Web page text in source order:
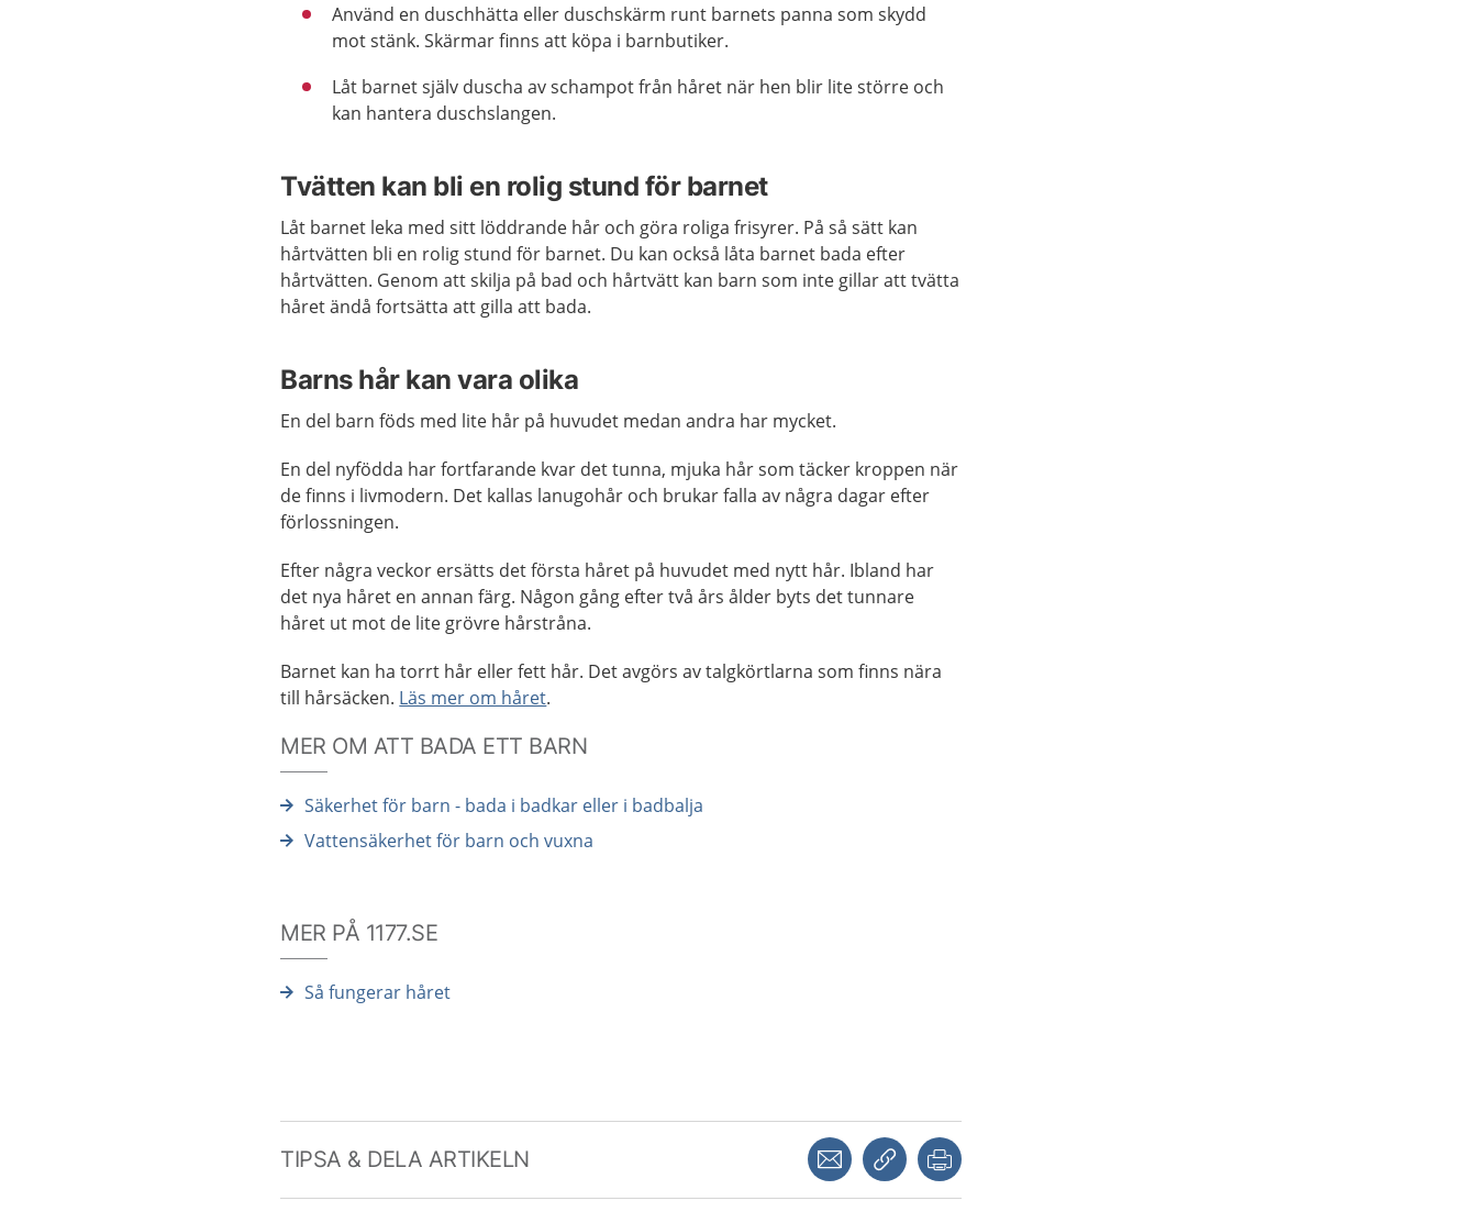
Använd en duschhätta eller duschskärm runt barnets panna som skydd
mot stänk. Skärmar finns att köpa i barnbutiker.
Låt barnet själv duscha av schampot från håret när hen blir lite större och
kan hantera duschslangen.
Tvätten kan bli en rolig stund för barnet
Låt barnet leka med sitt löddrande hår och göra roliga frisyrer. På så sätt kan
hårtvätten bli en rolig stund för barnet. Du kan också låta barnet bada efter
hårtvätten. Genom att skilja på bad och hårtvätt kan barn som inte gillar att tvätta
håret ändå fortsätta att gilla att bada.
Barns hår kan vara olika
En del barn föds med lite hår på huvudet medan andra har mycket.
En del nyfödda har fortfarande kvar det tunna, mjuka hår som täcker kroppen när
de finns i livmodern. Det kallas lanugohår och brukar falla av några dagar efter
förlossningen.
Efter några veckor ersätts det första håret på huvudet med nytt hår. Ibland har
det nya håret en annan färg. Någon gång efter två års ålder byts det tunnare
håret ut mot de lite grövre hårstråna.
Barnet kan ha torrt hår eller fett hår. Det avgörs av talgkörtlarna som finns nära
till hårsäcken. Läs mer om håret.
MER OM ATT BADA ETT BARN
Säkerhet för barn - bada i badkar eller i badbalja
Vattensäkerhet för barn och vuxna
MER PÅ 1177.SE
Så fungerar håret
TIPSA & DELA ARTIKELN Dela via mejlKopiera länk